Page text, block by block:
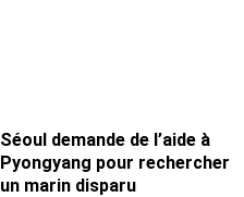
Séoul demande de l’aide à
Pyongyang pour rechercher
un marin disparu